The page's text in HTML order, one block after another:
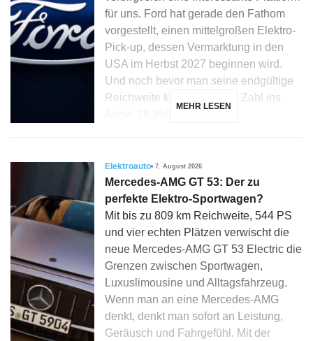
für uns. Ford hat gerade den Fathom
vorgestellt, einen mittelgroßen Elektro-
Pick-up, dessen Vermarktung in den
USA im Herbst 2027 beginnen wird.
Und noch bevor man seine endgültige
Reichweite kennt, fällt eine Zahl ins
MEHR LESEN
Elektroauto 7. August 2026
Mercedes-AMG GT 53: Der zu
perfekte Elektro-Sportwagen?
Mit bis zu 809 km Reichweite, 544 PS
und vier echten Plätzen verwischt die
neue Mercedes-AMG GT 53 Electric die
Grenzen zwischen Sportwagen,
Luxuslimousine und Alltagsfahrzeug.
Wenn man an eine Mercedes-AMG
denkt, denkt man sofort an Leistung,
Geräusch und Fahrgefühl. Mit der